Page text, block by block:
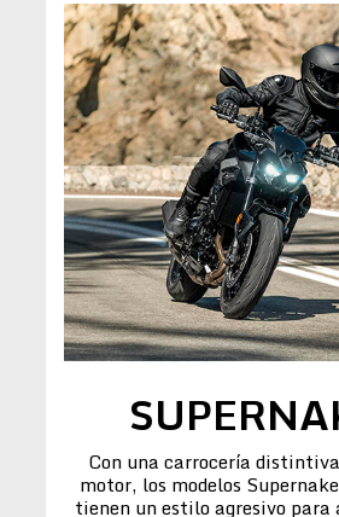
Con una carrocería
motor, los modelos
tienen un estilo agresivo para